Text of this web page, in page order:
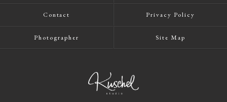
Contact Privacy Policy
Photographer Site Map